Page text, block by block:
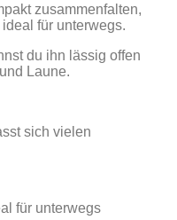
zusammenfalten,
für unterwegs.
du ihn lässig offen
Laune.
sich vielen
für unterwegs